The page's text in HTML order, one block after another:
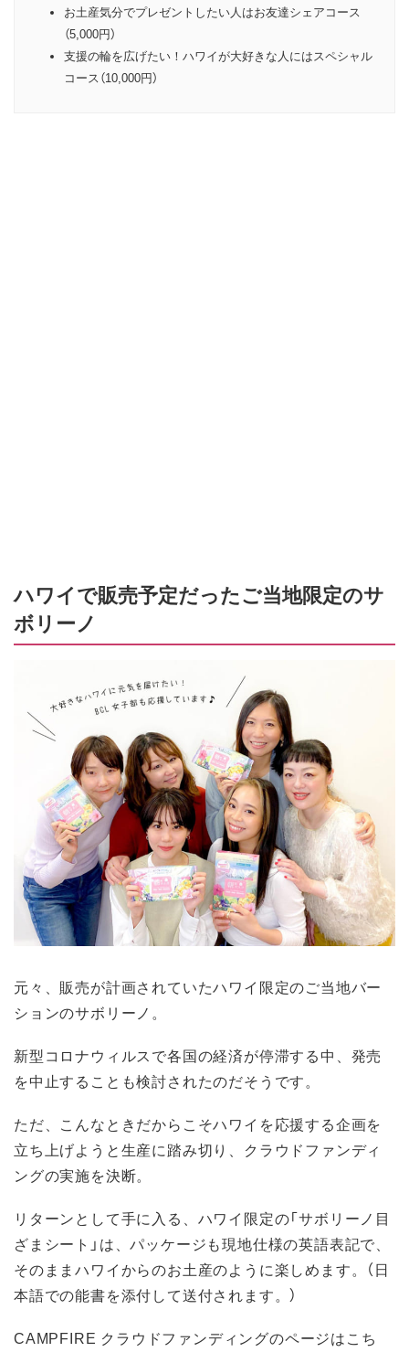
お土産気分でプレゼントしたい人はお友達シェアコース
（5,000円）
支援の輪を広げたい！ハワイが大好きな人にはスペシャル
コース（10,000円）
ハワイで販売予定だったご当地限定のサ
ボリーノ
元々、販売が計画されていたハワイ限定のご当地バー
ションのサボリーノ。
新型コロナウィルスで各国の経済が停滞する中、発売
を中止することも検討されたのだそうです。
ただ、こんなときだからこそハワイを応援する企画を
立ち上げようと生産に踏み切り、クラウドファンディ
ングの実施を決断。
リターンとして手に入る、ハワイ限定の「サボリーノ目
ざまシート」は、パッケージも現地仕様の英語表記で、
そのままハワイからのお土産のように楽しめます。（日
本語での能書を添付して送付されます。）
CAMPFIRE クラウドファンディングのページはこち